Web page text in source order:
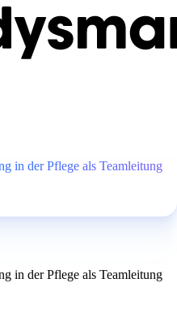
in der Pflege als Teamleitung
in der Pflege als Teamleitung